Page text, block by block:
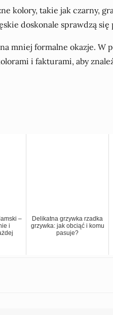
kolory, takie jak czarny,
doskonale sprawdzą
mniej formalne okazje.
i fakturami, aby
–
i
Delikatna grzywka rzadka
grzywka: jak obciąć i komu
pasuje?